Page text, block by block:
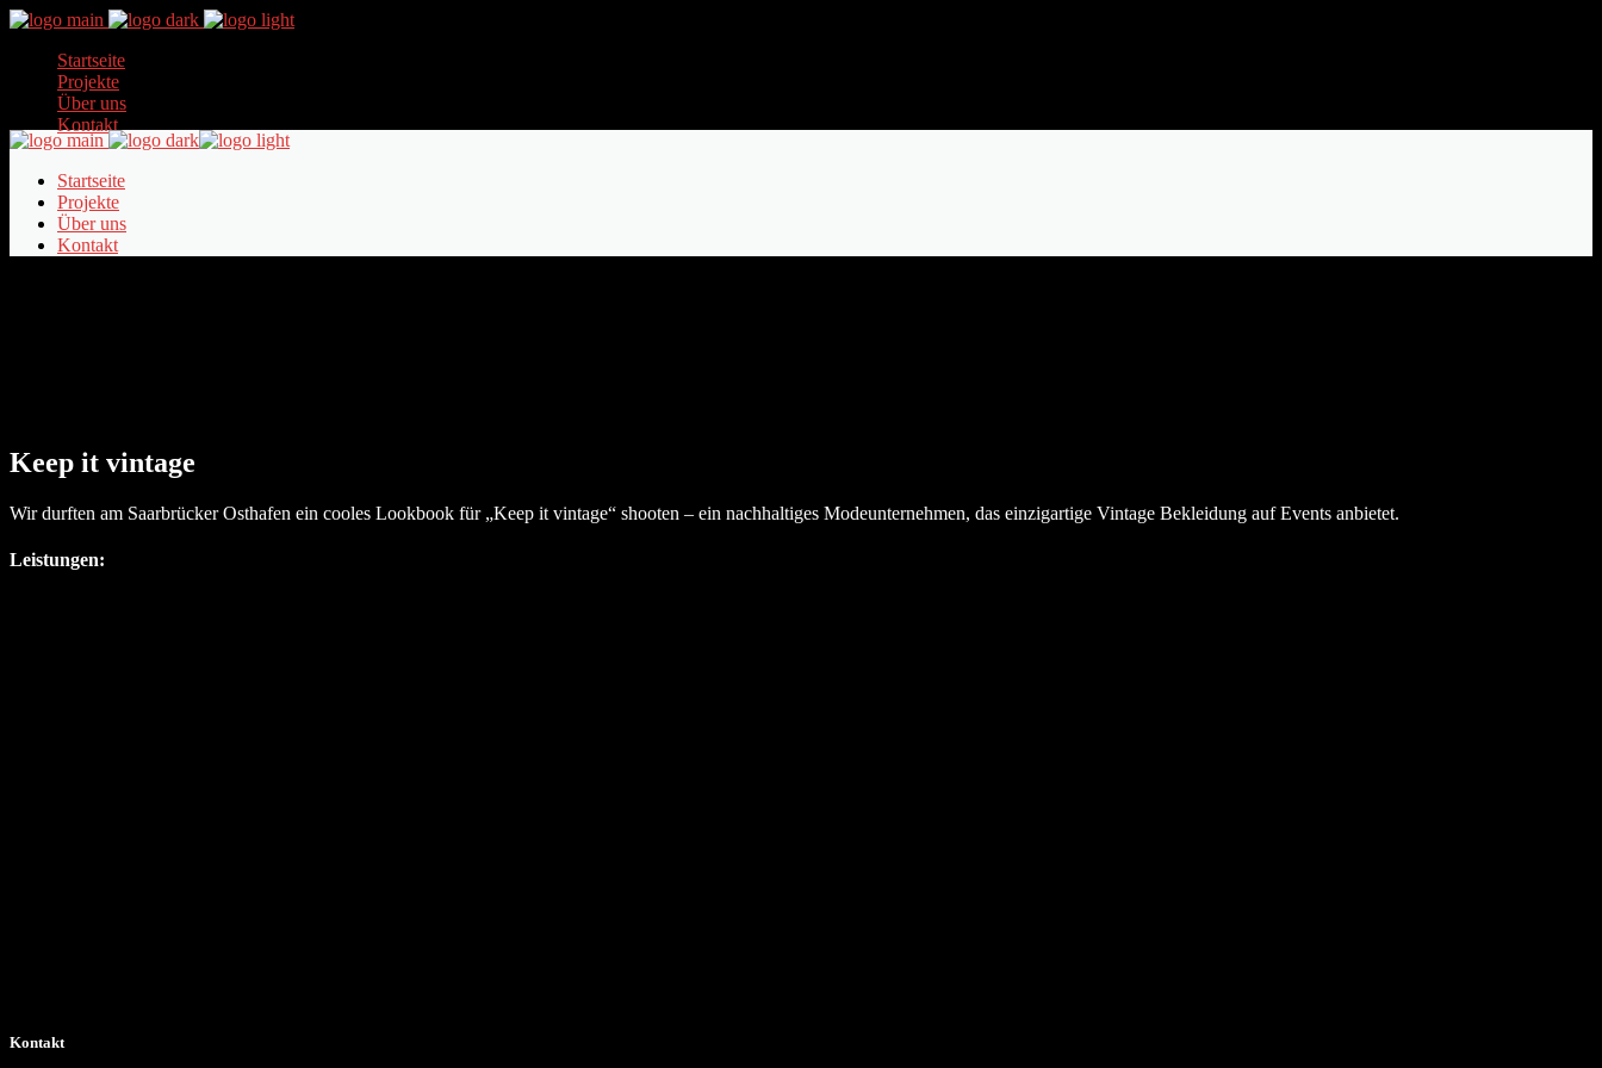
Startseite
Projekte
Über uns
Kontakt
Startseite
Projekte
Über uns
Kontakt
Keep it vintage
Wir durften am Saarbrücker Osthafen ein cooles Lookbook für „Keep it vintage“ shooten – ein nachhaltiges Modeunternehmen, das einzigartige Vintage Bekleidung auf Events anbietet.
Leistungen:
Kontakt